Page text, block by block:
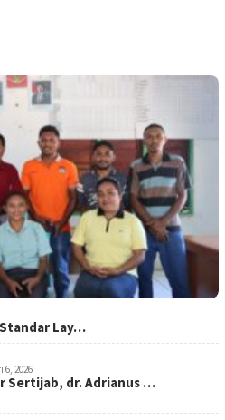
Lay…
6, 2026
Sertijab, dr. Adrianus …